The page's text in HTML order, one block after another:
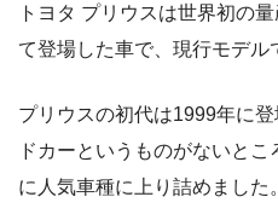
トヨタ プリウスは世界初の
て登場した車で、現行モデル
プリウスの初代は1999年に
ドカーというものがないと
に人気車種に上り詰めました。